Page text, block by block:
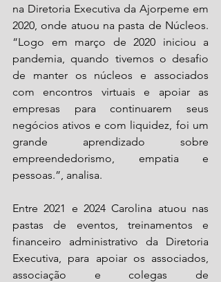
na Diretoria Executiva da Ajorpeme em
2020, onde atuou na pasta de Núcleos.
“Logo em março de 2020 iniciou a
pandemia, quando tivemos o desafio
de manter os núcleos e associados
com encontros virtuais e apoiar as
empresas para continuarem seus
negócios ativos e com liquidez, foi um
grande aprendizado sobre
empreendedorismo, empatia e
pessoas.”, analisa.
Entre 2021 e 2024 Carolina atuou nas
pastas de eventos, treinamentos e
financeiro administrativo da Diretoria
Executiva, para apoiar os associados,
associação e colegas de